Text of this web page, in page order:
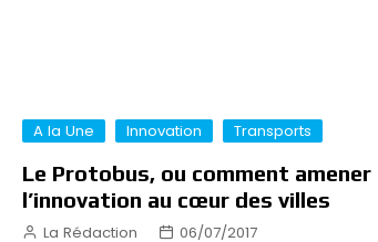
A la Une Innovation Transports
Le Protobus, ou comment amener
l’innovation au cœur des villes
La Rédaction 06/07/2017